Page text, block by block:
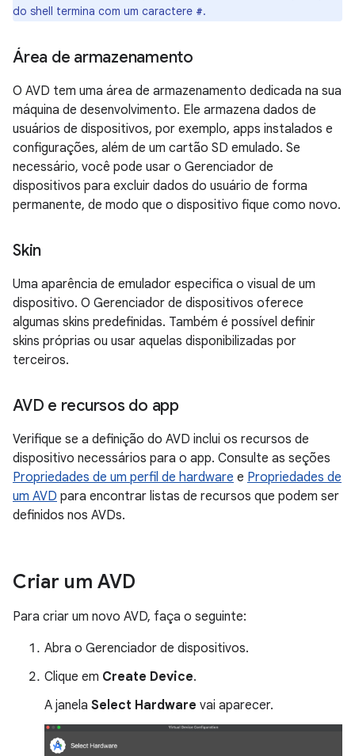
do shell termina com um caractere #.
Área de armazenamento
O AVD tem uma área de armazenamento dedicada na sua
máquina de desenvolvimento. Ele armazena dados de
usuários de dispositivos, por exemplo, apps instalados e
configurações, além de um cartão SD emulado. Se
necessário, você pode usar o Gerenciador de
dispositivos para excluir dados do usuário de forma
permanente, de modo que o dispositivo fique como novo.
Skin
Uma aparência de emulador especifica o visual de um
dispositivo. O Gerenciador de dispositivos oferece
algumas skins predefinidas. Também é possível definir
skins próprias ou usar aquelas disponibilizadas por
terceiros.
AVD e recursos do app
Verifique se a definição do AVD inclui os recursos de
dispositivo necessários para o app. Consulte as seções
Propriedades de um perfil de hardware e Propriedades de
um AVD para encontrar listas de recursos que podem ser
definidos nos AVDs.
Criar um AVD
Para criar um novo AVD, faça o seguinte:
Abra o Gerenciador de dispositivos.
Clique em Create Device.
A janela Select Hardware vai aparecer.